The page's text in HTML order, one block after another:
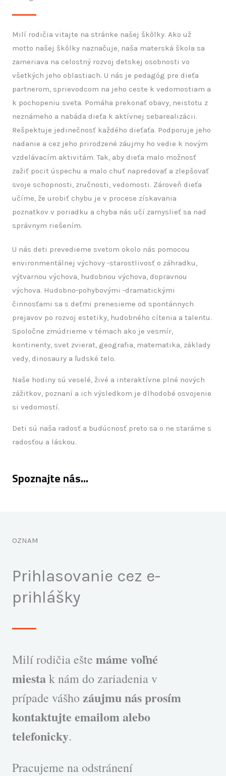
Milí rodičia vitajte na stránke našej škôlky. Ako už
motto našej škôlky naznačuje, naša materská škola sa
zameriava na celostný rozvoj detskej osobnosti vo
všetkých jeho oblastiach. U nás je pedagóg pre dieťa
partnerom, sprievodcom na jeho ceste k vedomostiam a
k pochopeniu sveta. Pomáha prekonať obavy, neistotu z
neznámeho a nabáda dieťa k aktívnej sebarealizácii.
Rešpektuje jedinečnosť každého dieťaťa. Podporuje jeho
nadanie a cez jeho prirodzené záujmy ho vedie k novým
vzdelávacím aktivitám. Tak, aby dieťa malo možnosť
zažiť pocit úspechu a malo chuť napredovať a zlepšovať
svoje schopnosti, zručnosti, vedomosti. Zároveň dieťa
učíme, že urobiť chybu je v procese získavania
poznatkov v poriadku a chyba nás učí zamyslieť sa nad
správnym riešením.
U nás deti prevedieme svetom okolo nás pomocou
environmentálnej výchovy -starostlivosť o záhradku,
výtvarnou výchova, hudobnou výchova, dopravnou
výchova. Hudobno-pohybovými -dramatickými
činnosťami sa s deťmi prenesieme od spontánnych
prejavov po rozvoj estetiky, hudobného cítenia a talentu.
Spoločne zmúdrieme v témach ako je vesmír,
kontinenty, svet zvierat, geografia, matematika, základy
vedy, dinosaury a ľudské telo.
Naše hodiny sú veselé, živé a interaktívne plné nových
zážitkov, poznaní a ich výsledkom je dlhodobé osvojenie
si vedomostí.
Deti sú naša radosť a budúcnosť preto sa o ne staráme s
radosťou a láskou.
Spoznajte nás...
OZNAM
Prihlasovanie cez e-
prihlášky
Milí rodičia ešte máme voľné
miestak nám do zariadenia v
prípade vášhozáujmu nás prosím
kontaktujte emailom alebo
telefonicky.
Pracujeme na odstránení